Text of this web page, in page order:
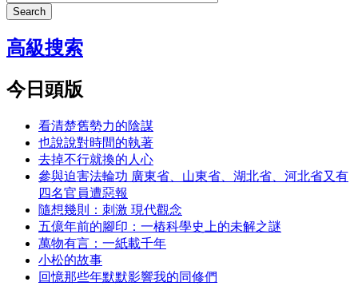
Search
高級搜索
今日頭版
看清楚舊勢力的陰謀
也說說對時間的執著
去掉不行就換的人心
參與迫害法輪功 廣東省、山東省、湖北省、河北省又有
四名官員遭惡報
隨想幾則：刺激 現代觀念
五億年前的腳印：一樁科學史上的未解之謎
萬物有言：一紙載千年
小松的故事
回憶那些年默默影響我的同修們